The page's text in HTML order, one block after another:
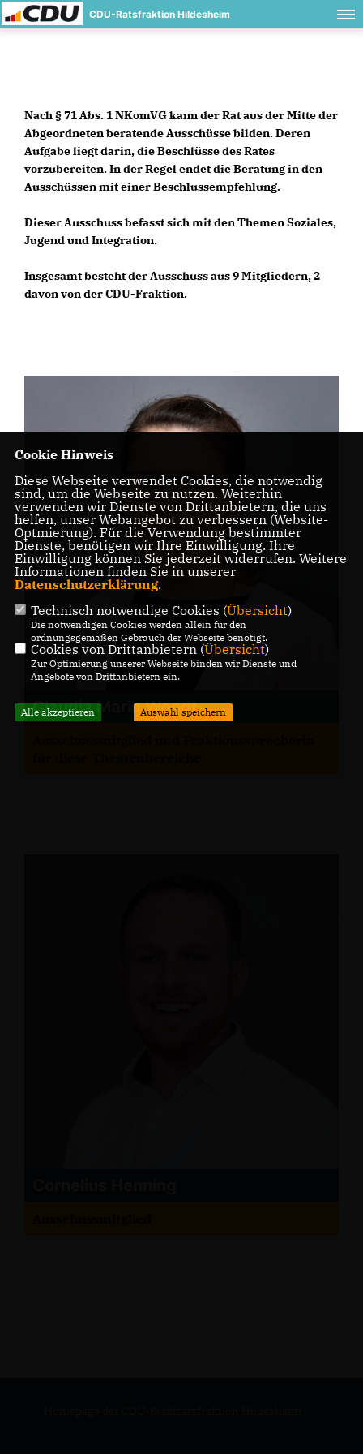
CDU-Ratsfraktion Hildesheim
Nach § 71 Abs. 1 NKomVG kann der Rat aus der Mitte der
Abgeordneten beratende Ausschüsse bilden. Deren
Aufgabe liegt darin, die Beschlüsse des Rates
vorzubereiten. In der Regel endet die Beratung in den
Ausschüssen mit einer Beschlussempfehlung.
Dieser Ausschuss befasst sich mit den Themen Soziales,
Jugend und Integration.
Insgesamt besteht der Ausschuss aus 9 Mitgliedern, 2
davon von der CDU-Fraktion.
Claudia Maria Wendt
Cookie Hinweis
Diese Webseite verwendet Cookies, die notwendig
sind, um die Webseite zu nutzen. Weiterhin
verwenden wir Dienste von Drittanbietern, die uns
helfen, unser Webangebot zu verbessern (Website-
Optmierung). Für die Verwendung bestimmter
Dienste, benötigen wir Ihre Einwilligung. Ihre
Einwilligung können Sie jederzeit widerrufen. Weitere
Informationen finden Sie in unserer
Datenschutzerklärung.
Technisch notwendige Cookies (Übersicht)
Die notwendigen Cookies werden allein für den
ordnungsgemäßen Gebrauch der Webseite benötigt.
Cookies von Drittanbietern (Übersicht)
Zur Optimierung unserer Webseite binden wir Dienste und
Angebote von Drittanbietern ein.
Alle akzeptieren Auswahl speichern